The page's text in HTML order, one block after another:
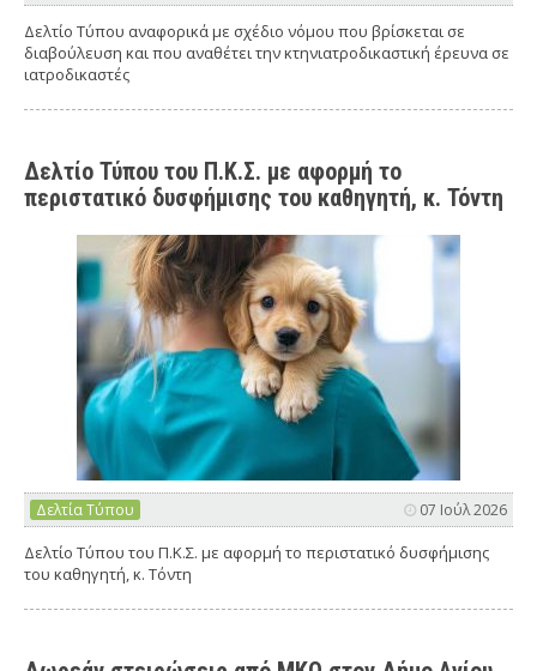
Δελτίο Τύπου αναφορικά με σχέδιο νόμου που βρίσκεται σε
διαβούλευση και που αναθέτει την κτηνιατροδικαστική έρευνα σε
ιατροδικαστές
Δελτίο Τύπου του Π.Κ.Σ. με αφορμή το
περιστατικό δυσφήμισης του καθηγητή, κ. Τόντη
Δελτία Τύπου 07 Ιούλ 2026
Δελτίο Τύπου του Π.Κ.Σ. με αφορμή το περιστατικό δυσφήμισης
του καθηγητή, κ. Τόντη